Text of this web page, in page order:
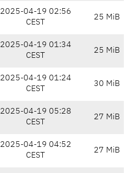
2025-04-19 02:56
CEST
25 MiB
2025-04-19 01:34
CEST
25 MiB
2025-04-19 01:24
CEST
30 MiB
2025-04-19 05:28
CEST
27 MiB
2025-04-19 04:52
CEST
27 MiB